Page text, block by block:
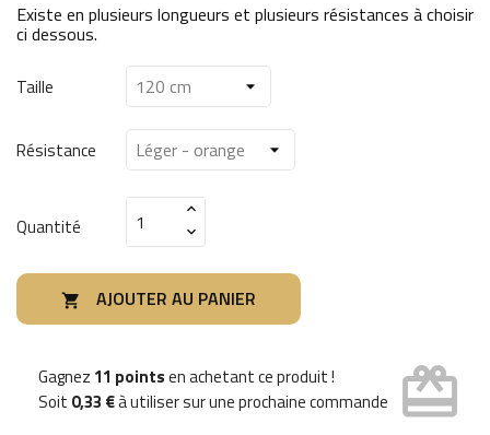
Existe en plusieurs longueurs et plusieurs résistances à choisir
ci dessous.
Taille
Résistance
Quantité
 AJOUTER AU PANIER
Gagnez 11 pointsen achetant ce produit !
Soit 0,33 €à utiliser sur une prochaine commande card_giftcard